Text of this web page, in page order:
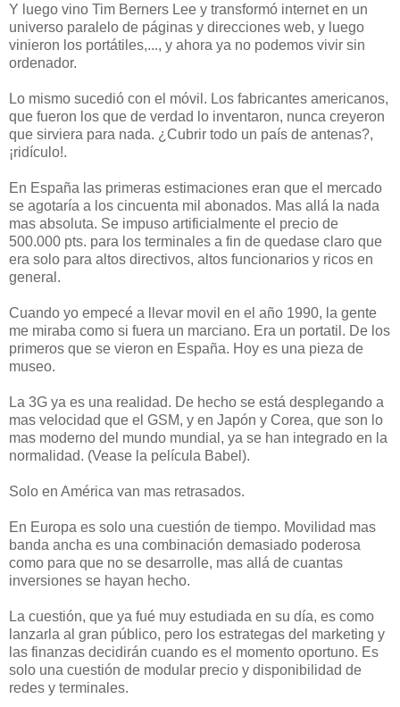
Y luego vino Tim Berners Lee y transformó internet en un
universo paralelo de páginas y direcciones web, y luego
vinieron los portátiles,..., y ahora ya no podemos vivir sin
ordenador.
Lo mismo sucedió con el móvil. Los fabricantes americanos,
que fueron los que de verdad lo inventaron, nunca creyeron
que sirviera para nada. ¿Cubrir todo un país de antenas?,
¡ridículo!.
En España las primeras estimaciones eran que el mercado
se agotaría a los cincuenta mil abonados. Mas allá la nada
mas absoluta. Se impuso artificialmente el precio de
500.000 pts. para los terminales a fin de quedase claro que
era solo para altos directivos, altos funcionarios y ricos en
general.
Cuando yo empecé a llevar movil en el año 1990, la gente
me miraba como si fuera un marciano. Era un portatil. De los
primeros que se vieron en España. Hoy es una pieza de
museo.
La 3G ya es una realidad. De hecho se está desplegando a
mas velocidad que el GSM, y en Japón y Corea, que son lo
mas moderno del mundo mundial, ya se han integrado en la
normalidad. (Vease la película Babel).
Solo en América van mas retrasados.
En Europa es solo una cuestión de tiempo. Movilidad mas
banda ancha es una combinación demasiado poderosa
como para que no se desarrolle, mas allá de cuantas
inversiones se hayan hecho.
La cuestión, que ya fué muy estudiada en su día, es como
lanzarla al gran público, pero los estrategas del marketing y
las finanzas decidirán cuando es el momento oportuno. Es
solo una cuestión de modular precio y disponibilidad de
redes y terminales.